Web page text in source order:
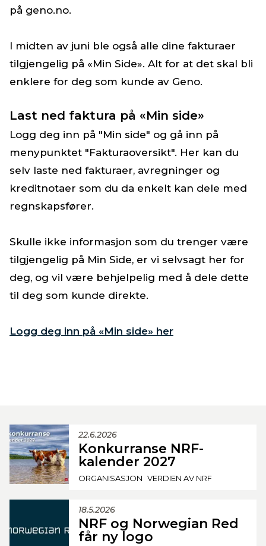
på geno.no.
I midten av juni ble også alle dine fakturaer
tilgjengelig på «Min Side». Alt for at det skal bli
enklere for deg som kunde av Geno.
Last ned faktura på «Min side»
Logg deg inn på "Min side" og gå inn på
menypunktet "Fakturaoversikt". Her kan du
selv laste ned fakturaer, avregninger og
kreditnotaer som du da enkelt kan dele med
regnskapsfører.
Skulle ikke informasjon som du trenger være
tilgjengelig på Min Side, er vi selvsagt her for
deg, og vil være behjelpelig med å dele dette
til deg som kunde direkte.
Logg deg inn på «Min side» her
22.6.2026
Konkurranse NRF-
kalender 2027
ORGANISASJON VERDIEN AV NRF
18.5.2026
NRF og Norwegian Red
får ny logo